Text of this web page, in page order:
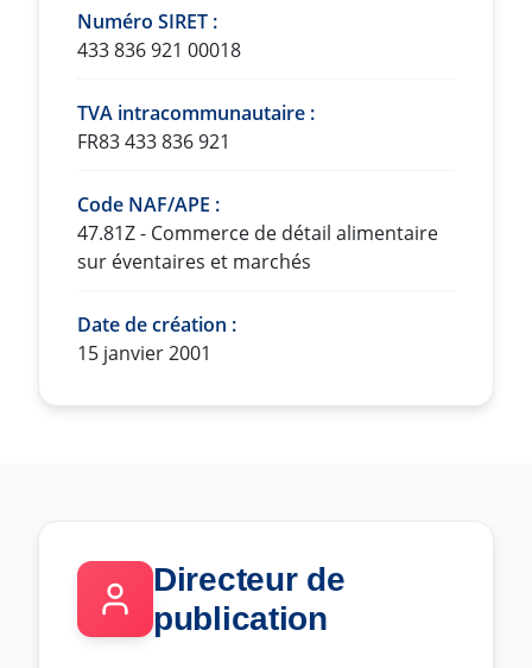
Numéro SIRET :
433 836 921 00018
TVA intracommunautaire :
FR83 433 836 921
Code NAF/APE :
47.81Z - Commerce de détail alimentaire
sur éventaires et marchés
Date de création :
15 janvier 2001
Directeur de
publication